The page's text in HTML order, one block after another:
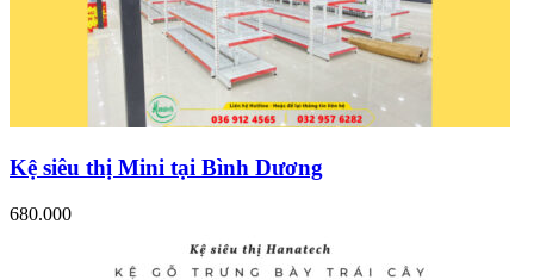
Kệ siêu thị Mini tại Bình Dương
680.000